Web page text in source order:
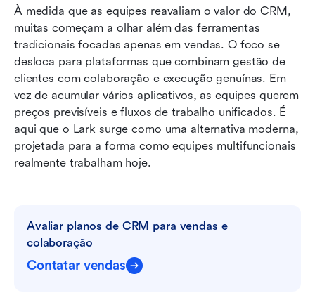
À medida que as equipes reavaliam o valor do CRM,
muitas começam a olhar além das ferramentas
tradicionais focadas apenas em vendas. O foco se
desloca para plataformas que combinam gestão de
clientes com colaboração e execução genuínas. Em
vez de acumular vários aplicativos, as equipes querem
preços previsíveis e fluxos de trabalho unificados. É
aqui que o Lark surge como uma alternativa moderna,
projetada para a forma como equipes multifuncionais
realmente trabalham hoje.
Avaliar planos de CRM para vendas e
colaboração
Contatar vendas